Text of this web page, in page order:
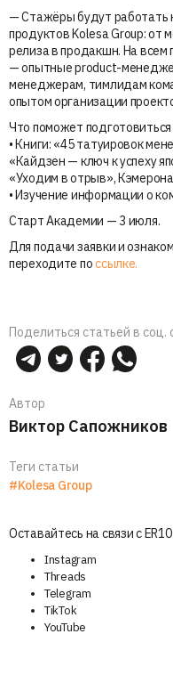
— Стажёры будут работать
продуктов Kolesa Group: от
релиза в продакшн. На
— опытные product-
менеджерам, тимлидам
опытом организации
Что поможет подготовиться
• Книги: «45 татуировок
«Кайдзен — ключ к успеху
«Уходим в отрыв»,
• Изучение информации о
Старт Академии — 3 июля.
Для подачи заявки и
переходите поссылке.
Поделиться статьей в соц.
Автор
Виктор Сапожников
Теги статьи
#Kolesa Group
Оставайтесь на связи с
Instagram
Threads
Telegram
TikTok
YouTube